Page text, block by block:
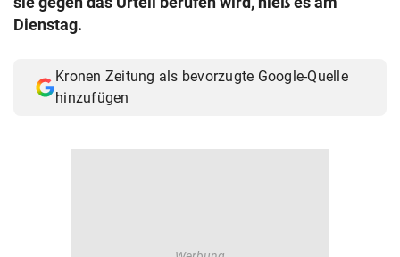
Dienstag.
Kronen Zeitung als bevorzugte Google-Quelle
hinzufügen